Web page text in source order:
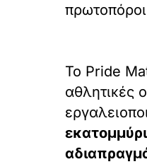
Το Pride
αθλητικές